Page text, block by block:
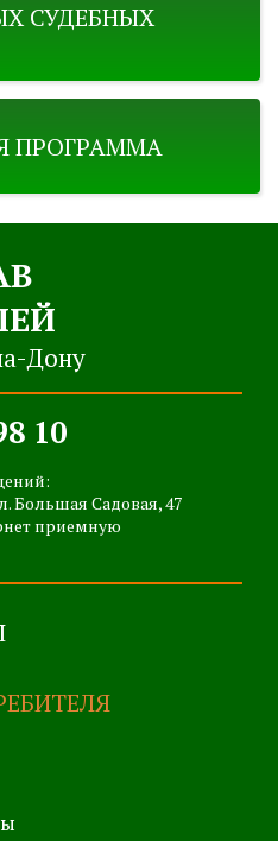
СУДЕБНЫХ
ПРОГРАММА
Дону
10
Большая Садовая, 47
приемную